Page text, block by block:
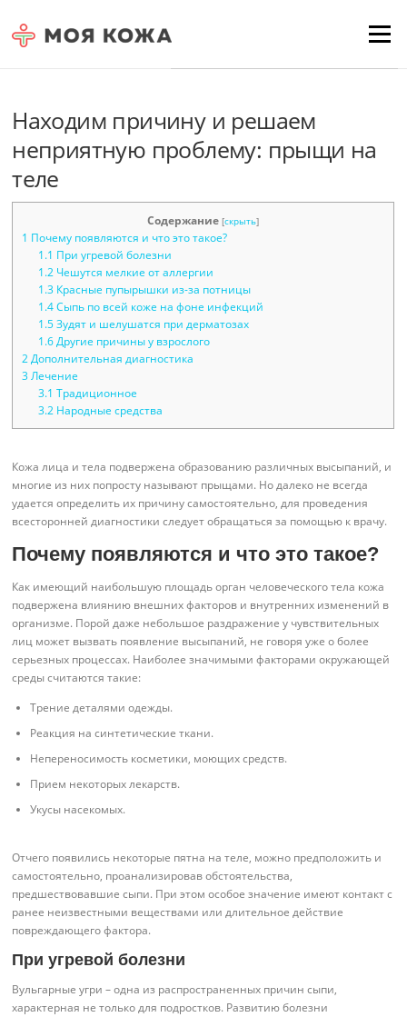
Menu
Находим причину и решаем
неприятную проблему: прыщи на
теле
Содержание [скрыть]
1 Почему появляются и что это такое?
1.1 При угревой болезни
1.2Чешутся мелкие от аллергии
1.3Красные пупырышки из-за потницы
1.4Сыпь по всей коже на фоне инфекций
1.5Зудят и шелушатся при дерматозах
1.6Другие причины у взрослого
2 Дополнительная диагностика
3 Лечение
3.1 Традиционное
3.2Народные средства
Кожа лица и тела подвержена образованию различных высыпаний, и
многие из них попросту называют прыщами. Но далеко не всегда
удается определить их причину самостоятельно, для проведения
всесторонней диагностики следует обращаться за помощью к врачу.
Почему появляются и что это такое?
Как имеющий наибольшую площадь орган человеческого тела кожа
подвержена влиянию внешних факторов и внутренних изменений в
организме. Порой даже небольшое раздражение у чувствительных
лиц может вызвать появление высыпаний, не говоря уже о более
серьезных процессах. Наиболее значимыми факторами окружающей
среды считаются такие:
Трение деталями одежды.
Реакция на синтетические ткани.
Непереносимость косметики, моющих средств.
Прием некоторых лекарств.
Укусы насекомых.
Отчего появились некоторые пятна на теле, можно предположить и
самостоятельно, проанализировав обстоятельства,
предшествовавшие сыпи. При этом особое значение имеют контакт с
ранее неизвестными веществами или длительное действие
повреждающего фактора.
При угревой болезни
Вульгарные угри – одна из распространенных причин сыпи,
характерная не только для подростков. Развитию болезни
Для любых предложений по